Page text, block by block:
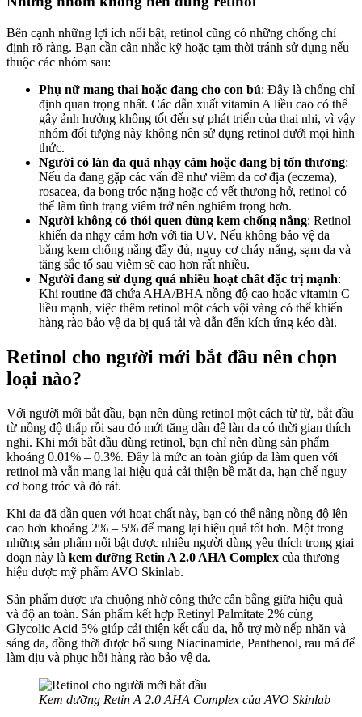
Bên cạnh những lợi ích nổi bật, retinol cũng có những chống chỉ
định rõ ràng. Bạn cần cân nhắc kỹ hoặc tạm thời tránh sử dụng nếu
thuộc các nhóm sau:
Phụ nữ mang thai hoặc đang cho con bú: Đây là chống chỉ
định quan trọng nhất. Các dẫn xuất vitamin A liều cao có thể
gây ảnh hưởng không tốt đến sự phát triển của thai nhi, vì vậy
nhóm đối tượng này không nên sử dụng retinol dưới mọi hình
thức.
Người có làn da quá nhạy cảm hoặc đang bị tổn thương:
Nếu da đang gặp các vấn đề như viêm da cơ địa (eczema),
rosacea, da bong tróc nặng hoặc có vết thương hở, retinol có
thể làm tình trạng viêm trở nên nghiêm trọng hơn.
Người không có thói quen dùng kem chống nắng: Retinol
khiến da nhạy cảm hơn với tia UV. Nếu không bảo vệ da
bằng kem chống nắng đầy đủ, nguy cơ cháy nắng, sạm da và
tăng sắc tố sau viêm sẽ cao hơn rất nhiều.
Người đang sử dụng quá nhiều hoạt chất đặc trị mạnh:
Khi routine đã chứa AHA/BHA nồng độ cao hoặc vitamin C
liều mạnh, việc thêm retinol một cách vội vàng có thể khiến
hàng rào bảo vệ da bị quá tải và dẫn đến kích ứng kéo dài.
Retinol cho người mới bắt đầu nên chọn
loại nào?
Với người mới bắt đầu, bạn nên dùng retinol một cách từ từ, bắt đầu
từ nồng độ thấp rồi sau đó mới tăng dần để làn da có thời gian thích
nghi. Khi mới bắt đầu dùng retinol, bạn chỉ nên dùng sản phẩm
khoảng 0.01% – 0.3%. Đây là mức an toàn giúp da làm quen với
retinol mà vẫn mang lại hiệu quả cải thiện bề mặt da, hạn chế nguy
cơ bong tróc và đỏ rát.
Khi da đã dần quen với hoạt chất này, bạn có thể nâng nồng độ lên
cao hơn khoảng 2% – 5% để mang lại hiệu quả tốt hơn. Một trong
những sản phẩm nổi bật được nhiều người dùng yêu thích trong giai
đoạn này là kem dưỡng Retin A 2.0 AHA Complex của thương
hiệu dược mỹ phẩm AVO Skinlab.
Sản phẩm được ưa chuộng nhờ công thức cân bằng giữa hiệu quả
và độ an toàn. Sản phẩm kết hợp Retinyl Palmitate 2% cùng
Glycolic Acid 5% giúp cải thiện kết cấu da, hỗ trợ mờ nếp nhăn và
sáng da, đồng thời được bổ sung Niacinamide, Panthenol, rau má để
làm dịu và phục hồi hàng rào bảo vệ da.
Kem dưỡng Retin A 2.0 AHA Complex của AVO Skinlab